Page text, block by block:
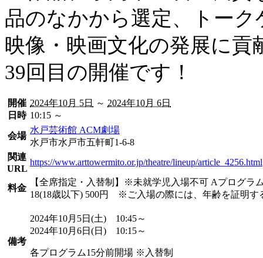
品のなかから選定、トー
映像・映画文化の発展に
39回目の開催です！
開催
日時
2024年10月 5日 ～ 2024年10月 6日
10:15 ～
会場
水戸芸術館 ACM劇場
水戸市水戸市五軒町1-6-8
関連
URL
https://www.arttowermito.or.jp/theatre/lineup/article_4256.html
料金
【全席指定・入替制】※未就学児入場不可 Aプログラ
18(18歳以下) 500円 ※ご入場の際には、年齢を証明す
備考
2024年10月5日(土) 10:45～
2024年10月6日(日) 10:15～
各プログラム15分前開場 ※入替制